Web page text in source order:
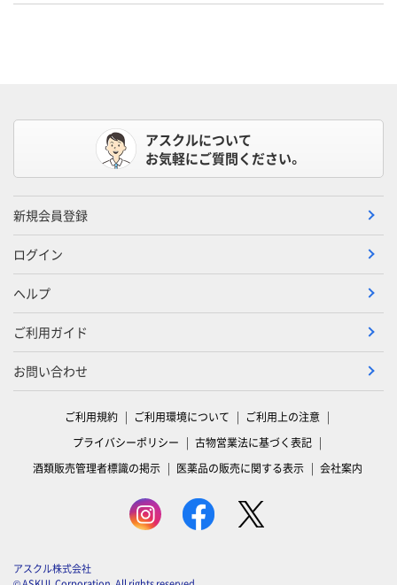
アスクルについて
お気軽にご質問ください。
新規会員登録
ログイン
ヘルプ
ご利用ガイド
お問い合わせ
ご利用規約 ご利用環境について
ご利用上の注意
プライバシーポリシー
古物営業法に基づく表記
酒類販売管理者標識の掲示
医薬品の販売に関する表示 会社案内
アスクル株式会社